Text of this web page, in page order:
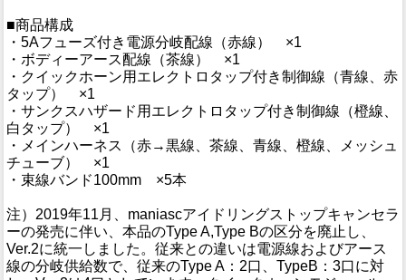
■商品構成
・5Aフューズ付き電源分岐配線（赤線） ×1
・ボディーアース配線（茶線） ×1
・クイックホーン用エレクトロタップ付き制御線（青線、赤
タップ） ×1
・サンクスハザード用エレクトロタップ付き制御線（橙線、
白タップ） ×1
・メインハーネス（赤→黒線、茶線、青線、橙線、メッシュ
チューブ） ×1
・束線バンド100mm ×5本
注）2019年11月、maniascアイドリングストップキャンセラ
ーの発売に伴い、本品のType A,Type Bの区分を廃止し、
Ver.2に統一しました。従来との違いは電源線およびアース
線の分岐供給数で、従来のType A：2口、TypeB：3口に対